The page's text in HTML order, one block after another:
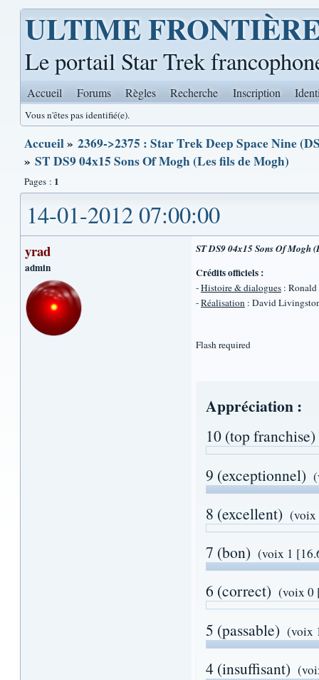
ULTIME
Le portail Star Trek
Accueil Forums Règles Recherche Inscription
Vous n'êtes pas identifié(e).
Accueil» 2369->2375 : Star Trek Deep Space Nine
» ST DS9 04x15 Sons Of Mogh (Les fils de Mogh)
Pages : 1
14-01-2012 07:00:00
yrad
admin
ST DS9 04x15 Sons Of Mogh
Crédits officiels :
-Histoire & dialogues :
-Réalisation : David
Flash required
Appréciation :
10 (top franchise)
9 (exceptionnel)
8 (excellent) (voix
7 (bon) (voix 1
6 (correct) (voix 0
5 (passable) (voix
4 (insuffisant)